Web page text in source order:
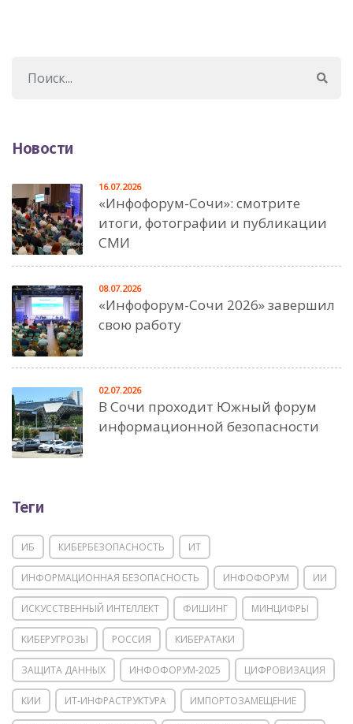
Новости
«Инфофорум-Сочи»: смотрите
итоги, фотографии и публикации
СМИ
16.07.2026
«Инфофорум-Сочи 2026» завершил
свою работу
08.07.2026
В Сочи проходит Южный форум
информационной безопасности
02.07.2026
Теги
ИБ КИБЕРБЕЗОПАСНОСТЬ ИТ
ИНФОРМАЦИОННАЯ БЕЗОПАСНОСТЬ ИНФОФОРУМ ИИ
ИСКУССТВЕННЫЙ ИНТЕЛЛЕКТ ФИШИНГ МИНЦИФРЫ
КИБЕРУГРОЗЫ РОССИЯ КИБЕРАТАКИ
ЗАЩИТА ДАННЫХ ИНФОФОРУМ-2025 ЦИФРОВИЗАЦИЯ
КИИ ИТ-ИНФРАСТРУКТУРА ИМПОРТОЗАМЕЩЕНИЕ